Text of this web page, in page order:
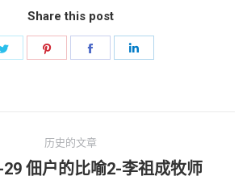
Share this post
Share
历史的文章
历
佃户的比喻2-李祖成牧师